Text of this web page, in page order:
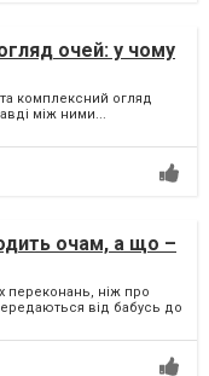
очей: у чому
комплексний огляд
між ними...
очам, а що –
переконань, ніж про
від бабусь до